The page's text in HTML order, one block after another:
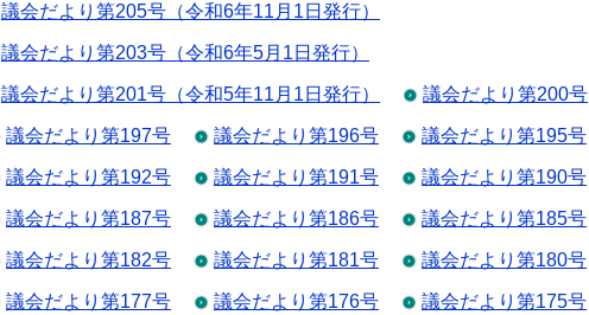
議会だより第205号（令和6年11月1日発行）
議会だより第203号（令和6年5月1日発行）
議会だより第201号（令和5年11月1日発行） 議会だより第200号
議会だより第197号 議会だより第196号 議会だより第195号
議会だより第192号 議会だより第191号 議会だより第190号
議会だより第187号 議会だより第186号 議会だより第185号
議会だより第182号 議会だより第181号 議会だより第180号
議会だより第177号 議会だより第176号 議会だより第175号